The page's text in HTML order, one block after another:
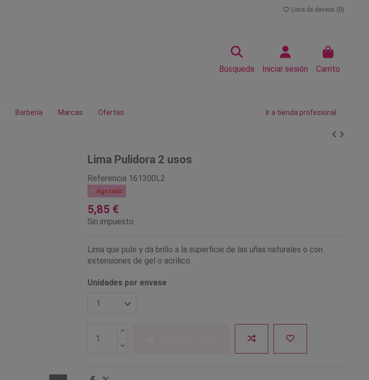
Lista de deseos (0)
Búsqueda Iniciar sesión Carrito
Barbería Marcas Ofertas Ir a tienda profesional
Lima Pulidora 2 usos
Referencia 161300L2
Agotado
5,85 €
Sin impuesto
Lima que pule y da brillo a la superficie de las uñas naturales o con
extensiones de gel o acrílico.
Unidades por envase